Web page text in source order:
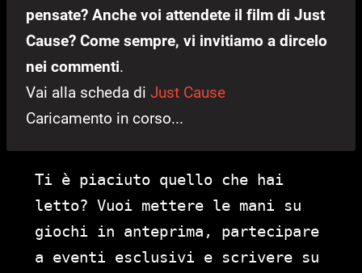
pensate? Anche voi attendete il film di Just
Cause? Come sempre, vi invitiamo a dircelo
nei commenti.
Vai alla scheda di Just Cause
Caricamento in corso...
Ti è piaciuto quello che hai
letto? Vuoi mettere le mani su
giochi in anteprima, partecipare
a eventi esclusivi e scrivere su